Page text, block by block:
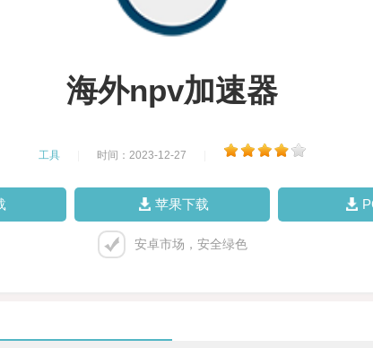
海外npv加速器
工具 时间：2023-12-27
苹果下载
安卓市场，安全绿色